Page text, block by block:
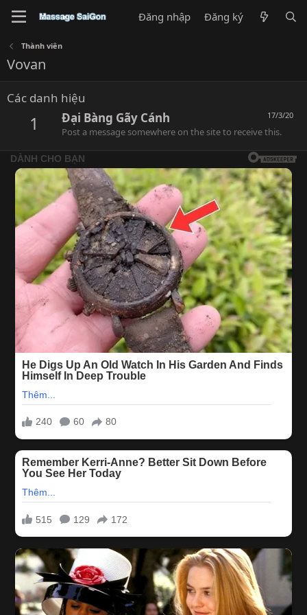
Đăng nhập Đăng ký
Thành viên
Vovan
Các danh hiệu
1 17/3/20
Đại Bàng Gãy Cánh
Post a message somewhere on the site to receive this.